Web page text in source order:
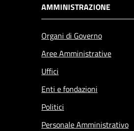
AMMINISTRAZIONE
Organi di Governo
Aree Amministrative
Uffici
Enti e fondazioni
Politici
Personale Amministrativo